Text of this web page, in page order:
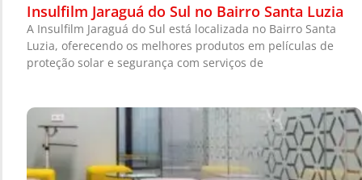
Insulfilm Jaraguá do Sul no Bairro Santa Luzia
A Insulfilm Jaraguá do Sul está localizada no Bairro Santa
Luzia, oferecendo os melhores produtos em películas de
proteção solar e segurança com serviços de